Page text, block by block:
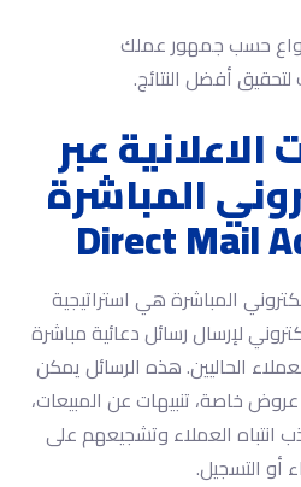
حسب جمهور عملك
أفضل النتائج.
الاعلانية عبر
المباشرة
المباشرة هي استراتيجية
لإرسال رسائل دعائية مباشرة
الحاليين. هذه الرسائل يمكن
خاصة، تنبيهات عن المبيعات،
العملاء وتشجيعهم على
أو التسجيل.